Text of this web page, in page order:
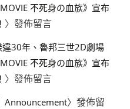
不死身の血族》宣布
〉發佈留言
30年、魯邦三世2D劇場
不死身の血族》宣布
〉發佈留言
Announcement〉發佈留